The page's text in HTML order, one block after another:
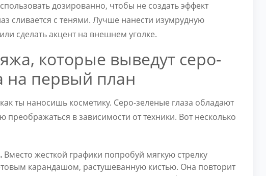
дозированно, чтобы не создать эффект
сливается с тенями. Лучше нанести изумрудную
сделать акцент на внешнем уголке.
которые выведут серо-
на первый план
ты наносишь косметику. Серо-зеленые глаза обладают
преображаться в зависимости от техники. Вот несколько
Вместо жесткой графики попробуй мягкую стрелку
карандашом, растушеванную кистью. Она повторит